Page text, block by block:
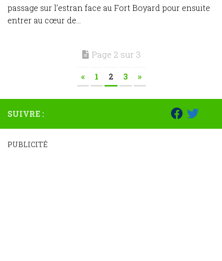
passage sur l’estran face au Fort Boyard pour ensuite
entrer au cœur de...
Page 2 sur 3
« 1 2 3 »
SUIVRE :
PUBLICITÉ